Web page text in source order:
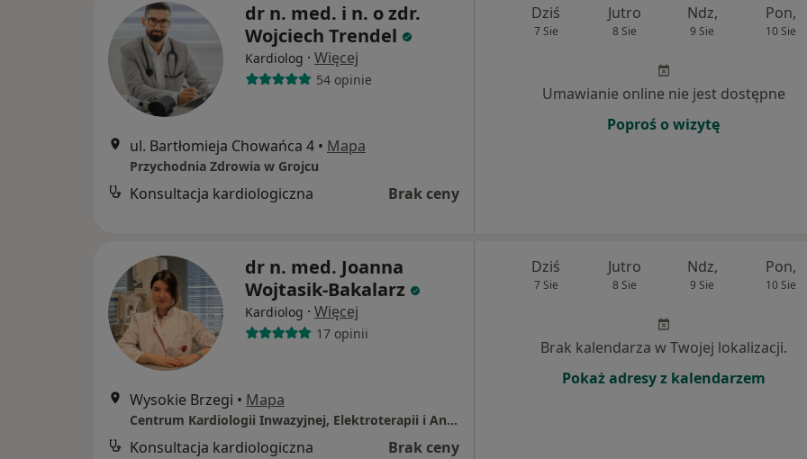
dr n. med. i n. o zdr.
Wojciech Trendel
Kardiolog · Więcej
54 opinie
ul. Bartłomieja Chowańca 4 • Mapa
Przychodnia Zdrowia w Grojcu
Konsultacja kardiologiczna Brak ceny
Dziś
7 Sie
Jutro
8 Sie
Ndz,
9 Sie
Pon,
10 Sie
Umawianie online nie jest dostępne
Poproś o wizytę
dr n. med. Joanna
Wojtasik-Bakalarz
Kardiolog · Więcej
17 opinii
Wysokie Brzegi • Mapa
Centrum Kardiologii Inwazyjnej, Elektroterapii i Angiologii
Konsultacja kardiologiczna Brak ceny
Dziś
7 Sie
Jutro
8 Sie
Ndz,
9 Sie
Pon,
10 Sie
Brak kalendarza w Twojej lokalizacji.
Pokaż adresy z kalendarzem